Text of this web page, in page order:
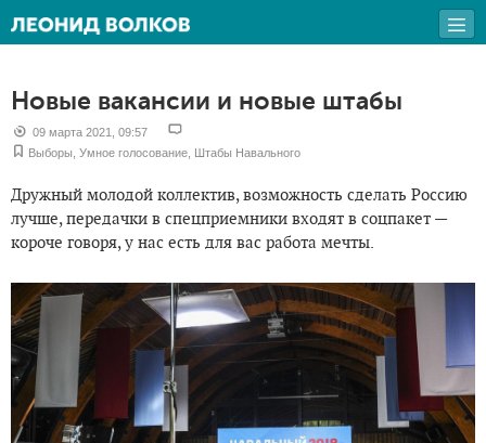
Новые вакансии и новые штабы
09 марта 2021, 09:57
Выборы Умное голосование Штабы Навального
Дружный молодой коллектив, возможность сделать Россию
лучше, передачки в спецприемники входят в соцпакет —
короче говоря, у нас есть для вас работа мечты.